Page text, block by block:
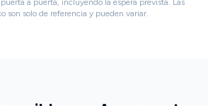
a puerta, incluyendo la espera prevista. Las
son solo de referencia y pueden variar.